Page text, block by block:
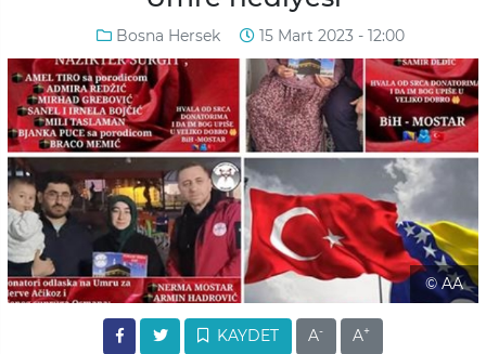
Bosna Hersek 15 Mart 2023 - 12:00
© AA
KAYDET A- A+